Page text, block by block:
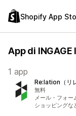
Shopify App
App di INGAGE
1 app
Re:lation（リ
無料
メール・フォ
ショッピングな